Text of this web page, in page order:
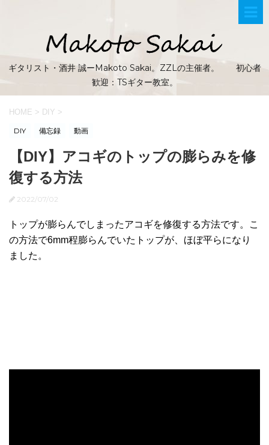
ギタリスト・酒井 誠ーMakoto Sakai。ZZLの主催者。 初心者
歓迎：TSギター教室。
HOME > DIY >
DIY 備忘録 動画
【DIY】アコギのトップの膨らみを修
復する方法
2022/07/02
トップが膨らんでしまったアコギを修復する方法です。こ
の方法で6mm程膨らんでいたトップが、ほぼ平らになり
ました。